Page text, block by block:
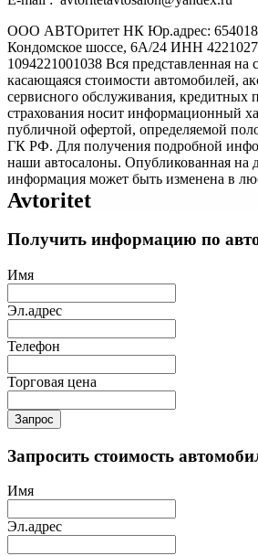
ООО АВТОритет НК Юр.адрес: 654018,
Кондомское шоссе, 6А/24 ИНН
1094221001038 Вся представленная на
касающаяся стоимости автомобилей,
сервисного обслуживания, кредитных
страхования носит информационный
публичной офертой, определяемой
ГК РФ. Для получения подробной
наши автосалоны. Опубликованная на
информация может быть изменена в
Avtoritet
Получить информацию по
Имя
Эл.адрес
Телефон
Торговая цена
Запрос
Запросить стоимость
Имя
Эл.адрес